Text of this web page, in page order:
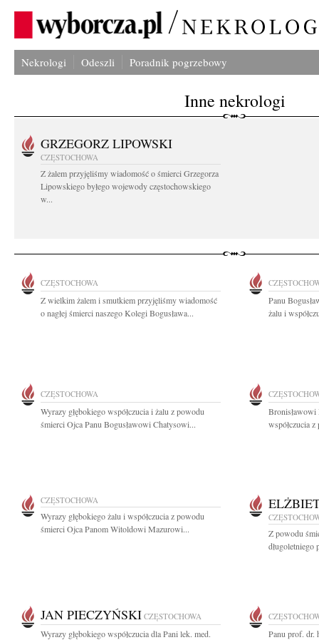
Nekrologi Odeszli Poradnik pogrzebowy
Inne nekrologi
GRZEGORZ LIPOWSKI
CZĘSTOCHOWA
Z żalem przyjęliśmy wiadomość o śmierci Grzegorza
Lipowskiego byłego wojewody częstochowskiego
w...
CZĘSTOCHOWA
Z wielkim żalem i smutkiem przyjęliśmy wiadomość
o nagłej śmierci naszego Kolegi Bogusława...
Panu
żalu i
CZĘSTOCHOWA
Wyrazy głębokiego współczucia i żalu z powodu
śmierci Ojca Panu Bogusławowi Chatysowi...
Bronisławowi
współczucia
CZĘSTOCHOWA
Wyrazy głębokiego żalu i współczucia z powodu
śmierci Ojca Panom Witoldowi Mazurowi...
Z powodu
długoletniego
JAN PIECZYŃSKI CZĘSTOCHOWA
Wyrazy głębokiego współczucia dla Pani lek. med.
Panu prof. dr.